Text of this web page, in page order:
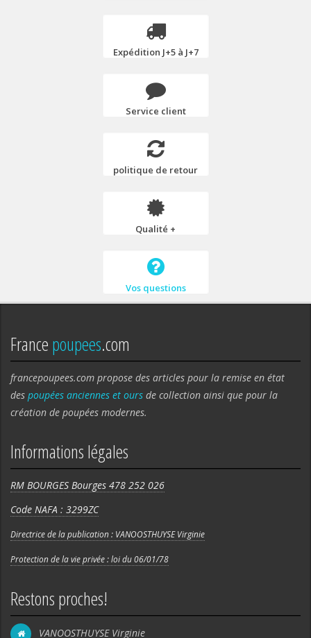
Expédition J+5 à J+7
Service client
politique de retour
Qualité +
Vos questions
Francepoupees.com
francepoupees.com propose des articles pour la remise en état
des poupées anciennes et ours de collection ainsi que pour la
création de poupées modernes.
Informations légales
RM BOURGES Bourges 478 252 026
Code NAFA : 3299ZC
Directrice de la publication : VANOOSTHUYSE Virginie
Protection de la vie privée : loi du 06/01/78
Restons proches!
VANOOSTHUYSE Virginie